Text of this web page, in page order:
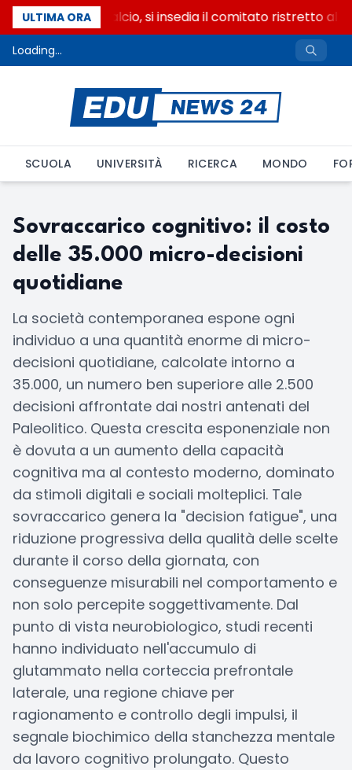
ULTIMA ORA
Riforma del calcio, si insedia il comitato ristretto al
Loading...
SCUOLA UNIVERSITÀ RICERCA MONDO
Sovraccarico cognitivo: il costo
delle 35.000 micro-decisioni
quotidiane
La società contemporanea espone ogni
individuo a una quantità enorme di micro-
decisioni quotidiane, calcolate intorno a
35.000, un numero ben superiore alle 2.500
decisioni affrontate dai nostri antenati del
Paleolitico. Questa crescita esponenziale non
è dovuta a un aumento della capacità
cognitiva ma al contesto moderno, dominato
da stimoli digitali e sociali molteplici. Tale
sovraccarico genera la "decision fatigue", una
riduzione progressiva della qualità delle scelte
durante il corso della giornata, con
conseguenze misurabili nel comportamento e
non solo percepite soggettivamente. Dal
punto di vista neurobiologico, studi recenti
hanno individuato nell'accumulo di
glutammato nella corteccia prefrontale
laterale, una regione chiave per
ragionamento e controllo degli impulsi, il
segnale biochimico della stanchezza mentale
da lavoro cognitivo prolungato. Questo